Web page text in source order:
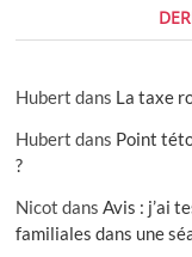
Hubert dans La taxe
Hubert dans Point
?
Nicot dansAvis : j’ai
familiales dans une